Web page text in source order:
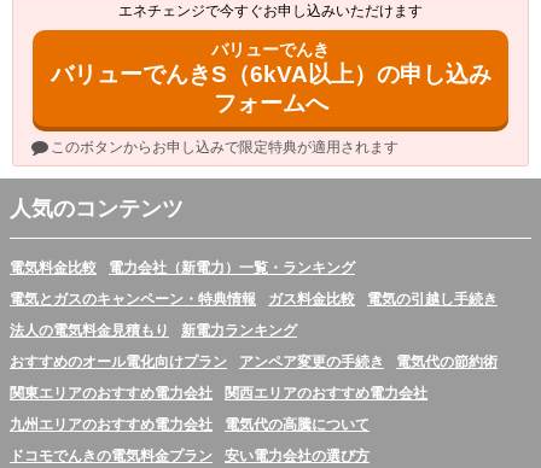
エネチェンジで今すぐお申し込みいただけます
バリューでんき
バリューでんきS（6kVA以上）の申し込み
フォームへ
このボタンからお申し込みで限定特典が適用されます
人気のコンテンツ
電気料金比較
電力会社（新電力）一覧・ランキング
電気とガスのキャンペーン・特典情報
ガス料金比較
電気の引越し手続き
法人の電気料金見積もり
新電力ランキング
おすすめのオール電化向けプラン
アンペア変更の手続き
電気代の節約術
関東エリアのおすすめ電力会社
関西エリアのおすすめ電力会社
九州エリアのおすすめ電力会社
電気代の高騰について
ドコモでんきの電気料金プラン
安い電力会社の選び方